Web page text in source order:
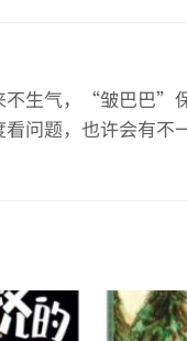
不生气，“皱巴巴”
题，也许会有不